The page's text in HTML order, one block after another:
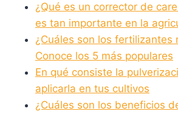
¿Qué es un corrector de
es tan importante en la
¿Cuáles son los fertilizantes
Conoce los 5 más populares
En qué consiste la
aplicarla en tus cultivos
¿Cuáles son los beneficios